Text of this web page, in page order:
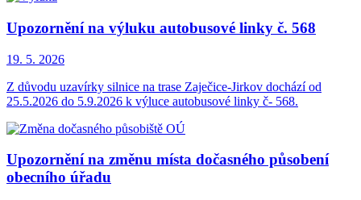
Upozornění na výluku autobusové linky č. 568
19. 5. 2026
Z důvodu uzavírky silnice na trase Zaječice-Jirkov dochází od
25.5.2026 do 5.9.2026 k výluce autobusové linky č- 568.
Upozornění na změnu místa dočasného působení
obecního úřadu